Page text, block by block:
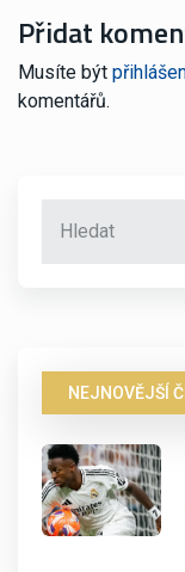
Přidat
Musíte být
komentářů.
NEJNOVĚJŠÍ